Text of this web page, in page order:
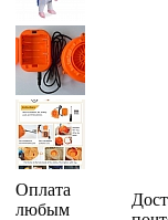
Оплата
любым